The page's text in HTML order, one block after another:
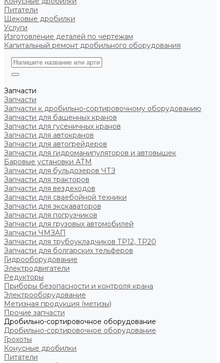
Питатели
Щековые дробилки
Услуги
Изготовление деталей по чертежам
Капитальный ремонт дробильного оборудования
Запчасти
Запчасти
Запчасти к дробильно-сортировочному оборудованию
Запчасти для башенных кранов
Запчасти для гусеничных кранов
Запчасти для автокранов
Запчасти для автогрейдеров
Запчасти для гидроманипуляторов и автовышек
Баровые установки АТМ
Запчасти для бульдозеров ЧТЗ
Запчасти для тракторов
Запчасти для вездеходов
Запчасти для сваебойной техники
Запчасти для экскаваторов
Запчасти для погрузчиков
Запчасти для грузовых автомобилей
Запчасти ЧМЗАП
Запчасти для трубоукладчиков ТР12, ТР20
Запчасти для болгарских тельферов
Гидрооборудование
Электродвигатели
Редукторы
Приборы безопасности и контроля крана
Электрооборудование
Метизная продукция (метизы)
Прочие запчасти
Дробильно-сортировочное оборудование
Дробильно-сортировочное оборудование
Грохоты
Конусные дробилки
Питатели